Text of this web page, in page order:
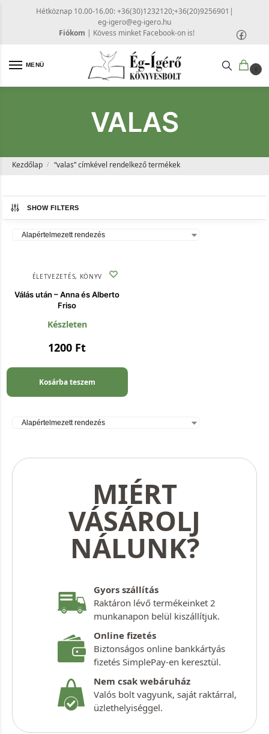
Hétköznap 10.00-16.00: +36(30)1232120;+36(20)9256901 |
eg-igero@eg-igero.hu
Fiókom | Kövess minket Facebook-on is!
MENÜ
0
VALAS
Kezdőlap / “valas” címkével rendelkező termékek
SHOW FILTERS
ÉLETVEZETÉS, KÖNYV
Válás után – Anna és Alberto
Friso
Készleten
1200 Ft
Kosárba teszem
MIÉRT
VÁSÁROLJ
NÁLUNK?
Gyors szállítás
Raktáron lévő termékeinket 2
munkanapon belül kiszállítjuk.
Online fizetés
Biztonságos online bankkártyás
fizetés SimplePay-en keresztül.
Nem csak webáruház
Valós bolt vagyunk, saját raktárral,
üzlethelyiséggel.